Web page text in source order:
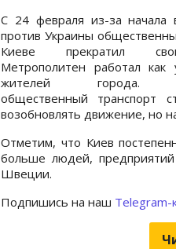
С 24 февраля из-за начала
против Украины
Киеве прекратил
Метрополитен работал
жителей города.
общественный транспорт
возобновлять движение, но
Отметим, что Киев
больше людей,
Швеции.
Подпишись на наш Telegram-